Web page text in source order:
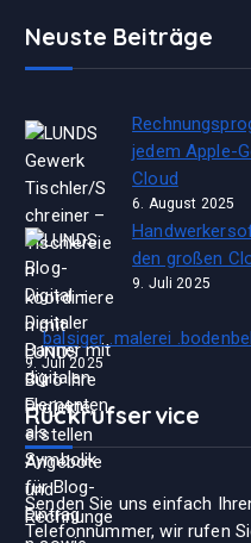
Neuste Beiträge
jedem Apple-
Cloud
6. August 2025
den großen
9. Juli 2025
balsiger .malerei
9. Juli 2025
Rückrufservice
Senden Sie uns einfach
Telefonnummer, wir rufen